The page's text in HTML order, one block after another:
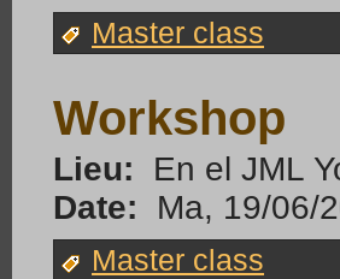
Master class
Workshop
Lieu:
En el JML
Date:
Ma, 19/06/
Master class